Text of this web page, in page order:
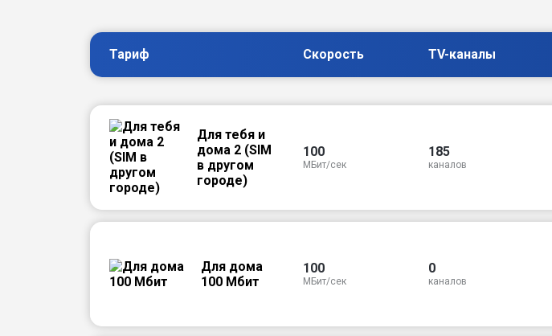
Тариф Скорость TV-каналы
Для тебя и
дома 2 (SIM
в другом
городе)
100
МБит/сек
185
каналов
Для дома
100 Мбит
100
МБит/сек
0
каналов